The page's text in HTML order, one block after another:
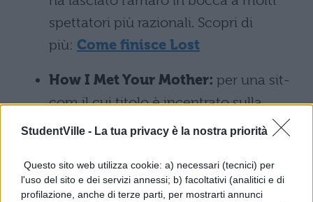
StudentVille - La tua privacy è la nostra priorità
Questo sito web utilizza cookie: a) necessari (tecnici) per
l'uso del sito e dei servizi annessi; b) facoltativi (analitici e di
profilazione, anche di terze parti, per mostrarti annunci
spettatori più razionali. Scopri di
più: Come finisce Lost
How I Met Your Mother: per una sit-
com il cui titolo è incentrato sulla
Madre, c'è da dire che il personaggio
dimostrato particolarmente debole. E
d'altro canto così è stato per tutto lo